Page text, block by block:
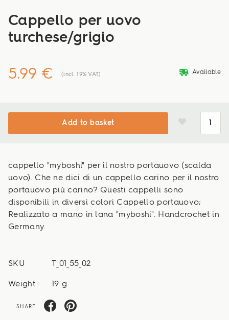
Cappello per uovo
turchese/grigio
5.99 € (incl. 19% VAT) deliveryvan Available
Add to basket
cappello "myboshi" per il nostro portauovo (scalda
uovo). Che ne dici di un cappello carino per il nostro
portauovo più carino? Questi cappelli sono
disponibili in diversi colori Cappello portauovo;
Realizzato a mano in lana "myboshi". Handcrochet in
Germany.
SKU T_01_55_02
Weight 19 g
SHARE